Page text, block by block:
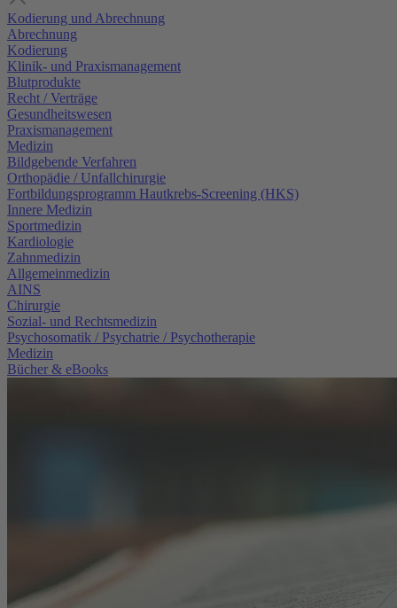
Kodierung und Abrechnung
Abrechnung
Kodierung
Klinik- und Praxismanagement
Blutprodukte
Recht / Verträge
Gesundheitswesen
Praxismanagement
Medizin
Bildgebende Verfahren
Orthopädie / Unfallchirurgie
Fortbildungsprogramm Hautkrebs-Screening (HKS)
Innere Medizin
Sportmedizin
Kardiologie
Zahnmedizin
Allgemeinmedizin
AINS
Chirurgie
Sozial- und Rechtsmedizin
Psychosomatik / Psychatrie / Psychotherapie
Medizin
Bücher & eBooks